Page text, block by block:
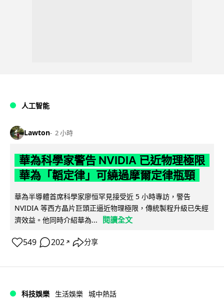
人工智能
Lawton 2 小時
華為科學家警告 NVIDIA 已近物理極限
華為「韜定律」可繞過摩爾定律瓶頸
華為半導體首席科學家廖恒罕見接受近 5 小時專訪，警告
NVIDIA 等西方晶片巨頭正逼近物理極限，傳統製程升級已失經
濟效益。他同時介紹華為...
閱讀全文
549 202 ↗ 分享
科技娛樂 生活娛樂 城中熱話